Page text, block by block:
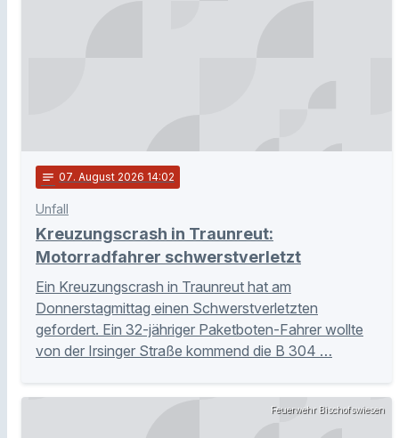
notes 07. August 2026 14:02
Unfall
Kreuzungscrash in Traunreut:
Motorradfahrer schwerstverletzt
Ein Kreuzungscrash in Traunreut hat am
Donnerstagmittag einen Schwerstverletzten
gefordert. Ein 32-jähriger Paketboten-Fahrer wollte
von der Irsinger Straße kommend die B 304 …
Feuerwehr Bischofswiesen